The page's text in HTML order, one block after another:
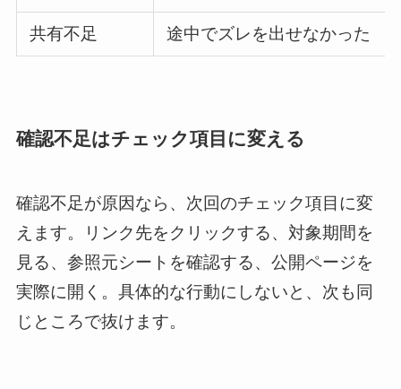
共有不足 途中でズレを出せなかった
確認不足はチェック項目に変える
確認不足が原因なら、次回のチェック項目に変
えます。リンク先をクリックする、対象期間を
見る、参照元シートを確認する、公開ページを
実際に開く。具体的な行動にしないと、次も同
じところで抜けます。